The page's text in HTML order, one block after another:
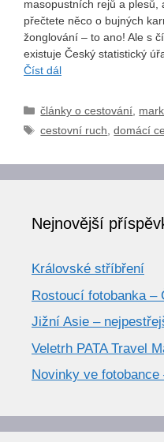
masopustních rejů a plesů,
přečtete něco o bujných
žonglování – to ano! Ale s
existuje Český statistický
Číst dál
Rubriky
články o cestování,
Štítky
cestovní ruch,domácí
Nejnovější
Královské stříbření
Rostoucí fotobanka –
Jižní Asie –
Veletrh PATA Travel
Novinky ve fotobance